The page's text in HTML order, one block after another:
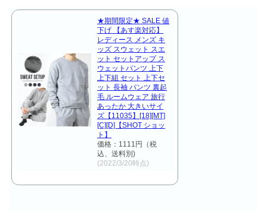
★期間限定★ SALE 値
下げ 【あす楽対応】
レディース メンズ キ
ッズ スウェット スエ
ット セットアップ ス
ウェットパンツ 上下
上下組 セット 上下セ
ット 長袖 パンツ 裏起
毛 ルームウェア 旅行
あったか 大きいサイ
ズ【11035】[18][MT]
[C][D]【SHOT ショッ
ト】
価格：1111円（税
込、送料別)
(2022/3/20時点)